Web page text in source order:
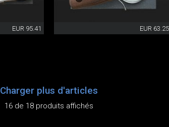
EUR 95.41 EUR 63.25
Charger plus d'articles
16 de 18 produits affichés